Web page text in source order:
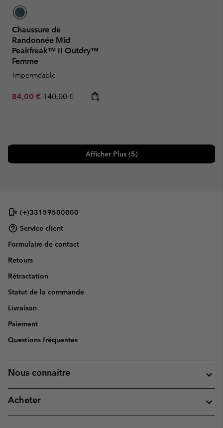
Chaussure de
Randonnée Mid
Peakfreak™ II Outdry™
Femme
Imperméable
Sale price:
84,00 € Regular price:
140,00 €
Afficher Plus (5)
(+)33159500000
Service client
Formulaire de contact
Retours
Rétractation
Statut de la commande
Livraison
Paiement
Questions fréquentes
Nous connaitre
Acheter